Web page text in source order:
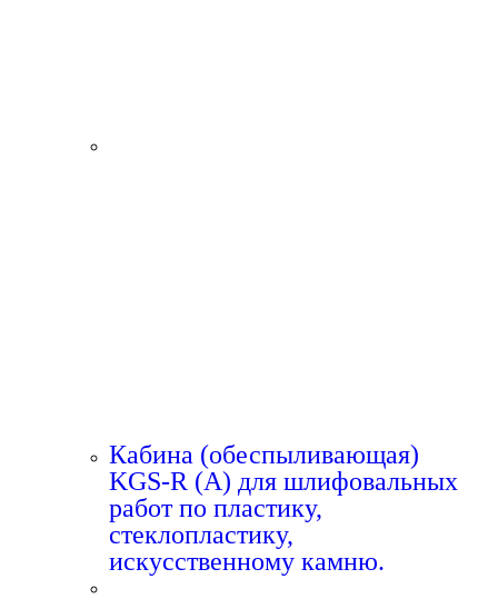
Кабина (обеспыливающая)
KGS-R (A) для шлифовальных
работ по пластику,
стеклопластику,
искусственному камню.